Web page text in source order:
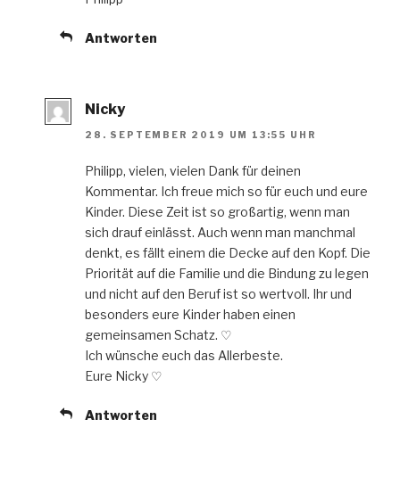
Antworten
Nicky
28. SEPTEMBER 2019 UM 13:55 UHR
Philipp, vielen, vielen Dank für deinen
Kommentar. Ich freue mich so für euch und eure
Kinder. Diese Zeit ist so großartig, wenn man
sich drauf einlässt. Auch wenn man manchmal
denkt, es fällt einem die Decke auf den Kopf. Die
Priorität auf die Familie und die Bindung zu legen
und nicht auf den Beruf ist so wertvoll. Ihr und
besonders eure Kinder haben einen
gemeinsamen Schatz. ♡
Ich wünsche euch das Allerbeste.
Eure Nicky ♡
Antworten